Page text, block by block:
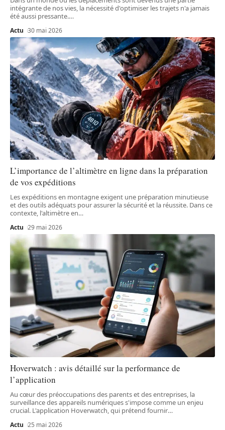
intégrante de nos vies, la nécessité d'optimiser les trajets n'a jamais
été aussi pressante.…
Actu 30 mai 2026
L’importance de l’altimètre en ligne dans la préparation
de vos expéditions
Les expéditions en montagne exigent une préparation minutieuse
et des outils adéquats pour assurer la sécurité et la réussite. Dans ce
contexte, l'altimètre en…
Actu 29 mai 2026
Hoverwatch : avis détaillé sur la performance de
l’application
Au cœur des préoccupations des parents et des entreprises, la
surveillance des appareils numériques s'impose comme un enjeu
crucial. L'application Hoverwatch, qui prétend fournir…
Actu 25 mai 2026